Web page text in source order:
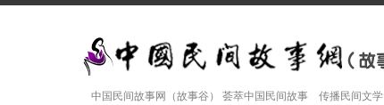
中国民间故事网（故事谷） 荟萃中国民间故事 传播民间文学